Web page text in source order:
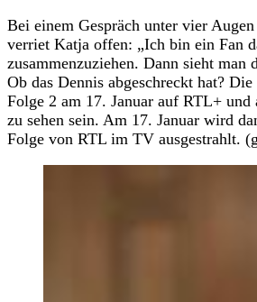
Bei einem Gespräch unter vier
verriet Katja offen: „Ich bin ein Fan
zusammenzuziehen. Dann sieht man
Ob das Dennis abgeschreckt hat?
Folge 2 am 17. Januar auf RTL+
zu sehen sein. Am 17. Januar wird
Folge von RTL im TV ausgestrahlt.